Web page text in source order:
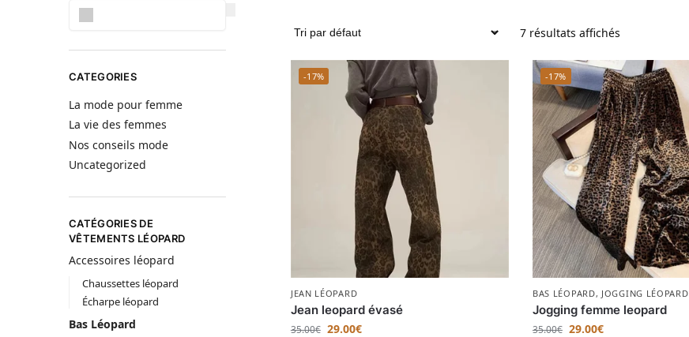
7 résultats affichés
-17%
JEAN LÉOPARD
Jean leopard évasé
35.00€ 29.00€
-17%
BAS LÉOPARD, JOGGING LÉOPARD
Jogging femme leopard
35.00€ 29.00€
CATEGORIES
La mode pour femme
La vie des femmes
Nos conseils mode
Uncategorized
CATÉGORIES DE
VÊTEMENTS LÉOPARD
Accessoires léopard
Chaussettes léopard
Écharpe léopard
Bas Léopard